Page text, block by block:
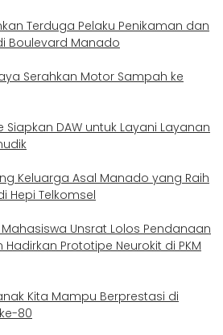
Terduga Pelaku Penikaman dan
Boulevard Manado
Serahkan Motor Sampah ke
DAW untuk Layani Layanan
Keluarga Asal Manado yang Raih
Hepi Telkomsel
Unsrat Lolos Pendanaan
Hadirkan Prototipe Neurokit di PKM
Kita Mampu Berprestasi di
80